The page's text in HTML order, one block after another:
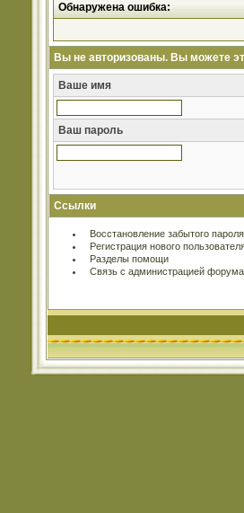
Обнаружена ошибка:
Вы не авторизованы. Вы можете
Ваше имя
Ваш пароль
Ссылки
Восстановление забытого пароля
Регистрация нового
Разделы помощи
Связь с администрацией форума